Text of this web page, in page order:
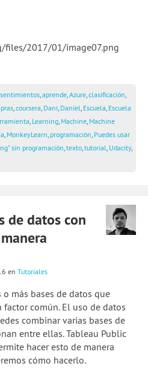
files/2017/01/image07.png
aprende Azure clasificación
coursera Dani Daniel Escuela Escuela
Learning Machine Machine
MonkeyLearn programación Puedes usar
sin programación texto tutorial Udacity,
de datos con
en Tutoriales
más bases de datos que
común. El uso de datos
combinar varias bases de
entre ellas. Tableau Public
hacer esto de manera
cómo hacerlo.